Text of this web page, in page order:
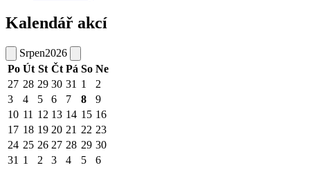
Kalendář akcí
Srpen2026
Po Út St Čt Pá So Ne
27 28 29 30 31 1
2
3
4 5 6 7 8
9
10 11 12 13 14 15 16
17 18 19 20 21 22 23
24 25 26 27 28 29 30
31 1 2 3 4 5 6